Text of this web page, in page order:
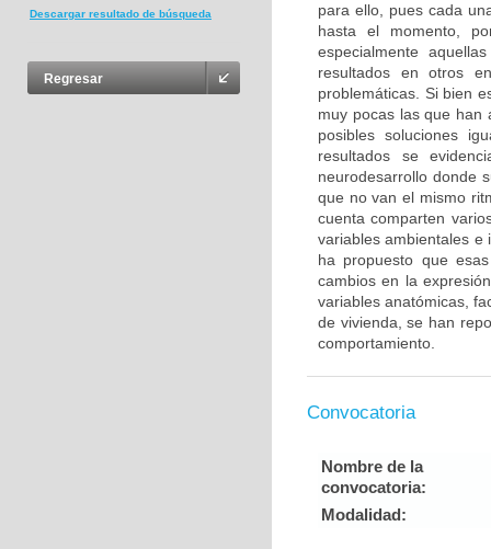
Descargar resultado de búsqueda
Regresar
para ello, pues cada
hasta el momento,
especialmente
resultados en otros
problemáticas. Si bien
muy pocas las que han
posibles soluciones
resultados se
neurodesarrollo donde
que no van el mismo
cuenta comparten
variables ambientales e
ha propuesto que
cambios en la
variables anatómicas,
de vivienda, se han
comportamiento.
Convocatoria
Nombre de la
convocatoria:
Modalidad: